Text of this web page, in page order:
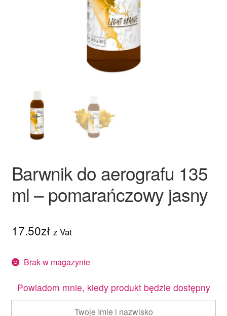
Ozdoby na tort weselny
Barwnik do aerografu 135
ml – pomarańczowy jasny
17.50zł z Vat
Brak w magazynie
Powiadom mnie, kiedy produkt będzie dostępny